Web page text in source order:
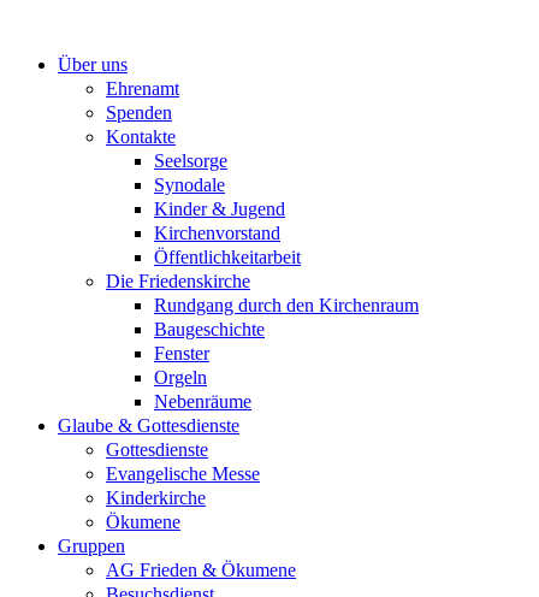
springenÜber uns
Ehrenamt
Spenden
Kontakte
Seelsorge
Synodale
Kinder & Jugend
Kirchenvorstand
Öffentlichkeitarbeit
Die Friedenskirche
Rundgang durch den Kirchenraum
Baugeschichte
Fenster
Orgeln
Nebenräume
Glaube & Gottesdienste
Gottesdienste
Evangelische Messe
Kinderkirche
Ökumene
Gruppen
AG Frieden & Ökumene